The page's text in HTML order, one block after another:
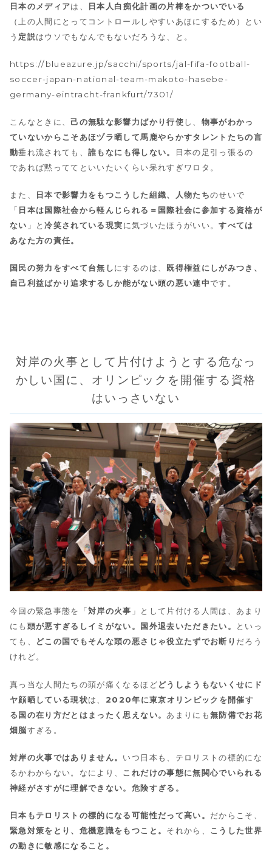
日本のメディアは、
日本人白痴化計画の片棒をかついでいる
（上の人間にとってコントロールしやすいあほにするため）とい
う 定説はウソでもなんでもないだろうな、と。
https://blueazure.jp/sacchi/sports/jal-fifa-football-
soccer-japan-national-team-makoto-hasebe-
germany-eintracht-frankfurt/7301/
こんなときに、己の無駄な影響力ばかり行使し、 物事がわかっ
ていないからこそあほヅラ晒して馬鹿やらかすタレントたちの言
動垂れ流されても、誰もなにも得しない。
日本の足引っ張るの
であれば黙っててといいたいくらい呆れすぎワロタ。
また、 日本で影響力をもつこうした組織、人物たちのせいで
「 日本は国際社会から軽んじられる＝国際社会に参加する資格が
ない 」と冷笑されている現実に気づいたほうがいい。すべては
あなた方の責任。
国民の努力をすべて台無しにするのは、 既得権益にしがみつき、
自己利益ばかり追求するしか能がない頭の悪い連中です。
対岸の火事として片付けようとする危なっ
かしい国に、オリンピックを開催する資格
はいっさいない
今回の緊急事態を「対岸の火事 」として片付ける人間は、あまり
にも 頭が悪すぎるしイミがない。国外退去いただきたい。
といっ
ても、
どこの国でもそんな頭の悪さじゃ役立たずでお断り だろう
けれど。
真っ当な人間たちの頭が痛くなるほどどうしようもないくせにド
ヤ顔晒している現状は、 2020年に東京オリンピックを開催す
る国の在り方だとはまったく思えない。 あまりにも無防備でお花
畑脳すぎる。
対岸の火事ではありません。 いつ日本も、テロリストの標的にな
るかわからない。なにより、 これだけの事態に無関心でいられる
神経がさすがに理解できない。危険すぎる。
日本もテロリストの標的になる可能性だって高い。 だからこそ、
緊急対策をとり、危機意識をもつこと。 それから、 こうした世界
の動きに敏感になること。